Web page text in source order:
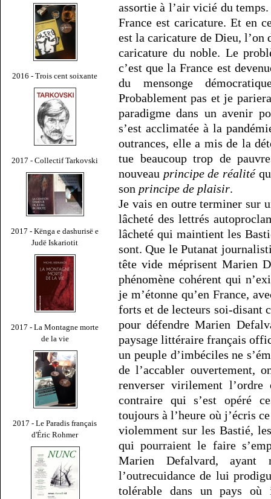
2016 - Trois cent soixante
2017 - Collectif Tarkovski
2017 - Kënga e dashurisë e
Judë Iskariotit
2017 - La Montagne morte
de la vie
2017 - Le Paradis français
d'Éric Rohmer
assortie à l’air vicié du
France est caricature. Et en
est la caricature de Dieu,
caricature du noble. Le
c’est que la France est
du mensonge
Probablement pas et je
paradigme dans un avenir
s’est acclimatée à la
outrances, elle a mis de la
tue beaucoup trop de
nouveau principe de réalité
son principe de plaisir.
Je vais en outre terminer sur
lâcheté des lettrés
lâcheté qui maintient les
sont. Que le Putanat
tête vide méprisent Marien
phénomène cohérent qui
je m’étonne qu’en France,
forts et de lecteurs soi-disant
pour défendre Marien
paysage littéraire français
un peuple d’imbéciles ne
de l’accabler ouvertement,
renverser virilement l’ordre
contraire qui s’est opéré
toujours à l’heure où j’écris
violemment sur les Bastié,
qui pourraient le faire
Marien Defalvard, ayant
l’outrecuidance de lui
tolérable dans un pays